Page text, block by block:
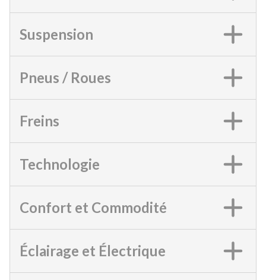
Suspension
Pneus / Roues
Freins
Technologie
Confort et Commodité
Éclairage et Électrique